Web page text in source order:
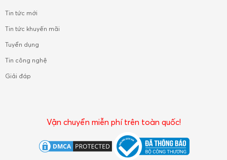
Tin tức mới
Tin tức khuyến mãi
Tuyển dụng
Tin công nghệ
Giải đáp
Vận chuyển miễn phí trên toàn quốc!